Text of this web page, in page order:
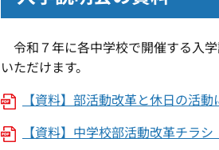
令和７年に各中学校で開催する入
いただけます。
【資料】部活動改革と休日の活
【資料】中学校部活動改革チラ